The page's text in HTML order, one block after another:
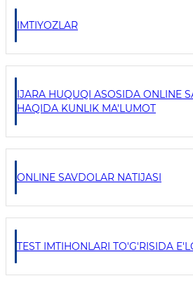
IMTIYOZLAR
IJARA HUQUQI ASOSIDA ONLINE
HAQIDA KUNLIK MA'LUMOT
ONLINE SAVDOLAR NATIJASI
TEST IMTIHONLARI TO'G'RISIDA